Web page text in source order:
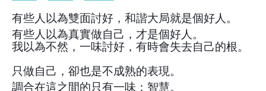
有些人以為雙面討好，和諧大局就是個好人。
有些人以為真實做自己，才是個好人。
我以為不然，一味討好，有時會失去自己的根。
只做自己，卻也是不成熟的表現。
調合在這之間的只有一味：智慧。